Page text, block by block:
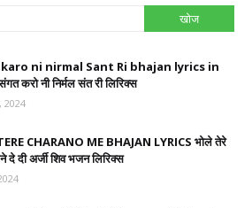
ni nirmal Sant Ri bhajan lyrics in
करो नी निर्मल संत री लिरिक्स
2024
CHARANO ME BHAJAN LYRICS भोले तेरे
दे दी अर्जी शिव भजन लिरिक्स